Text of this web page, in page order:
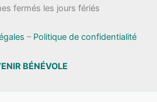
fermés les jours fériés
– Politique de confidentialité
BÉNÉVOLE